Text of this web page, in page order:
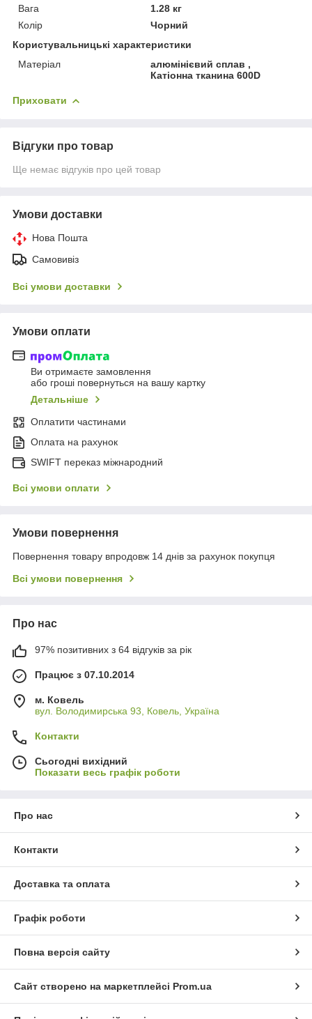
Вага
1.28 кг
Колір
Чорний
Користувальницькі характеристики
Матеріал
алюмінієвий сплав ,
Катіонна тканина 600D
Приховати
Відгуки про товар
Ще немає відгуків про цей товар
Умови доставки
Нова Пошта
Самовивіз
Всі умови доставки
Умови оплати
Ви отримаєте замовлення
або гроші повернуться на вашу картку
Детальніше
Оплатити частинами
Оплата на рахунок
SWIFT переказ міжнародний
Всі умови оплати
Умови повернення
Повернення товару впродовж 14 днів за рахунок покупця
Всі умови повернення
Про нас
97% позитивних з 64 відгуків за рік
Працює з 07.10.2014
м. Ковель
вул. Володимирська 93, Ковель, Україна
Контакти
Сьогодні вихідний
Показати весь графік роботи
Про нас
Контакти
Доставка та оплата
Графік роботи
Повна версія сайту
Сайт створено на маркетплейсі Prom.ua